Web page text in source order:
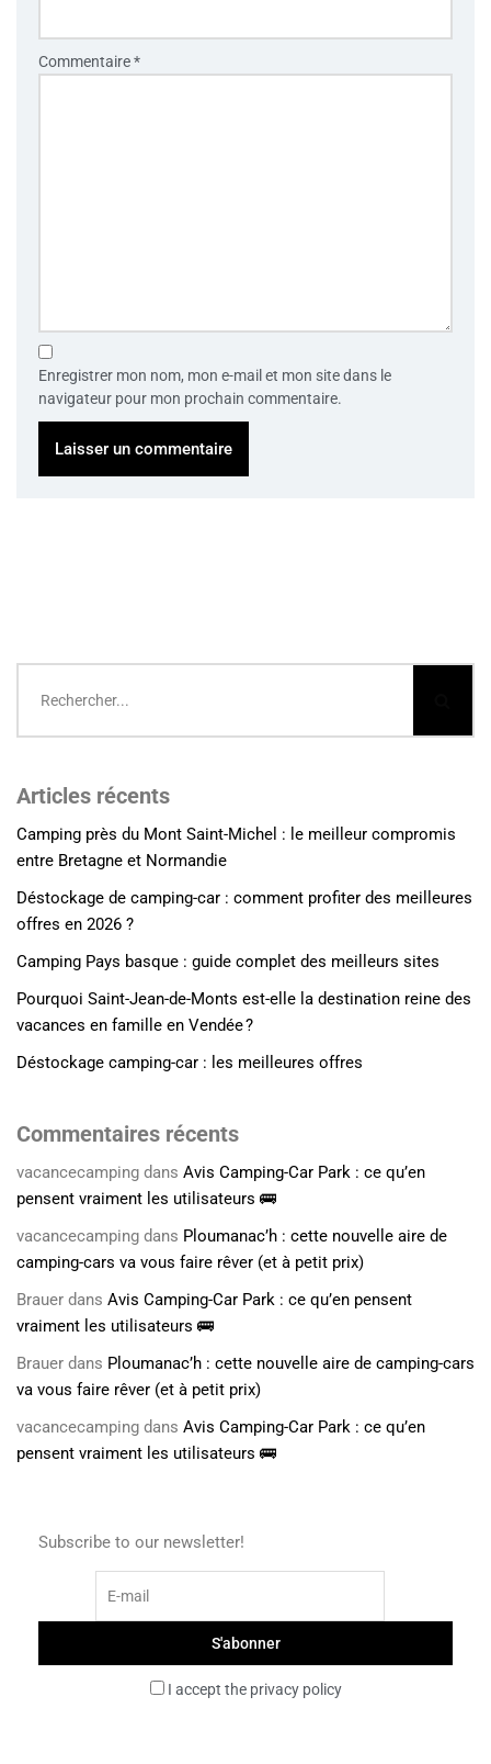
Commentaire*
Enregistrer mon nom, mon e-mail et mon site dans le
navigateur pour mon prochain commentaire.
Articles récents
Camping près du Mont Saint-Michel : le meilleur compromis
entre Bretagne et Normandie
Déstockage de camping-car : comment profiter des meilleures
offres en 2026 ?
Camping Pays basque : guide complet des meilleurs sites
Pourquoi Saint-Jean-de-Monts est-elle la destination reine des
vacances en famille en Vendée ?
Déstockage camping-car : les meilleures offres
Commentaires récents
vacancecamping dans Avis Camping-Car Park : ce qu’en
pensent vraiment les utilisateurs 🚌
vacancecamping dans Ploumanac’h : cette nouvelle aire de
camping-cars va vous faire rêver (et à petit prix)
Brauer dans Avis Camping-Car Park : ce qu’en pensent
vraiment les utilisateurs 🚌
Brauer dans Ploumanac’h : cette nouvelle aire de camping-cars
va vous faire rêver (et à petit prix)
vacancecamping dans Avis Camping-Car Park : ce qu’en
pensent vraiment les utilisateurs 🚌
Subscribe to our newsletter!
I accept the privacy policy